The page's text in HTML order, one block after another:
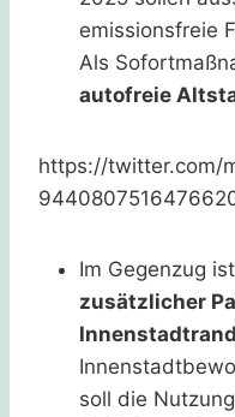
emissionsfreie
Als
autofreie
https://twitter.com/
Im Gegenzug
zusätzlicher
soll die